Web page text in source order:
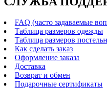
FAQ (часто задаваемые
Таблица размеров одежды
Таблица размеров
Как сделать заказ
Оформление заказа
Доставка
Возврат и обмен
Подарочные сертификаты